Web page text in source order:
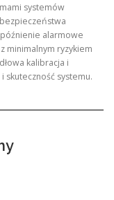
systemów
alarmowe
minimalnym ryzykiem
kalibracja i
skuteczność systemu.